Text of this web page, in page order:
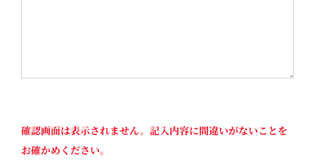
確認画面は表示されません。記入内容に間違いがないことを
お確かめください。